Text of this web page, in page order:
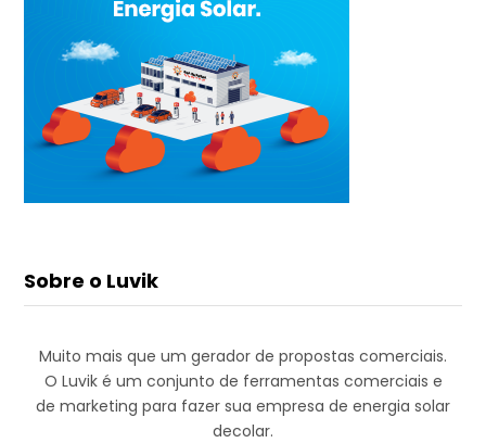
Sobre o Luvik
Muito mais que um gerador de propostas comerciais.
O Luvik é um conjunto de ferramentas comerciais e
de marketing para fazer sua empresa de energia solar
decolar.